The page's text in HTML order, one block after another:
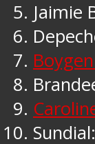
Jaimie